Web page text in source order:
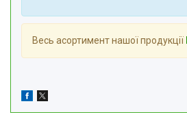
Весь асортимент нашої продукції